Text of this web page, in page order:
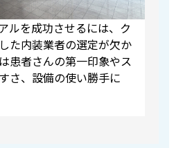
ルを成功させるには、ク
た内装業者の選定が欠か
患者さんの第一印象やス
さ、設備の使い勝手に